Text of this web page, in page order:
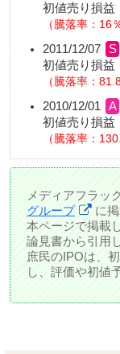
初値売り損益
騰落率：16
2011/12/07
初値売り損益
騰落率：
2010/12/01
初値売り損益
騰落率：
メディアフラッ
グループ
に
本ページで掲載
論見書から引用
庶民のIPOは、
し、評価や初値